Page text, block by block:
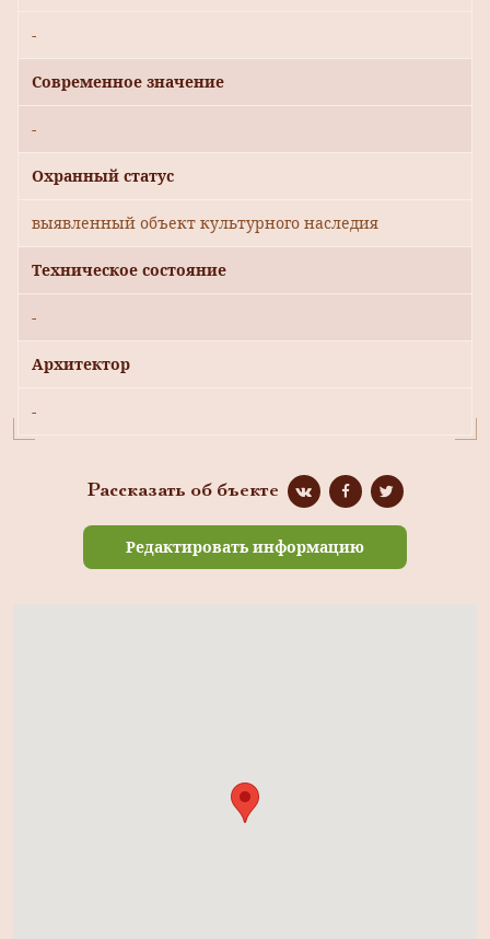
-
Современное значение
-
Охранный статус
выявленный объект культурного наследия
Техническое состояние
-
Архитектор
-
Рассказать об бъекте
Редактировать информацию